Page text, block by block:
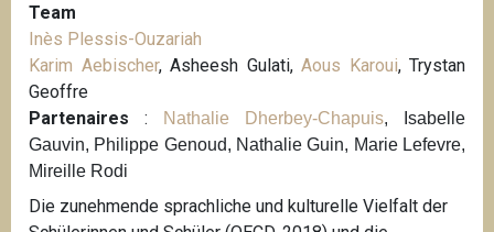
Team
Inès Plessis-Ouzariah
Karim Aebischer, Asheesh Gulati, Aous Karoui, Trystan
Geoffre
Partenaires : Nathalie Dherbey-Chapuis, Isabelle
Gauvin, Philippe Genoud, Nathalie Guin, Marie Lefevre,
Mireille Rodi
Die zunehmende sprachliche und kulturelle Vielfalt der